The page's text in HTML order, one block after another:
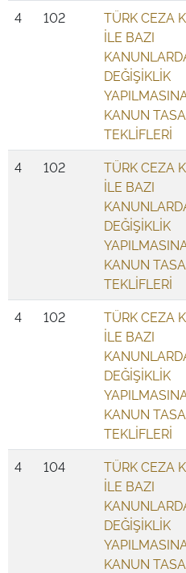
4 102
TÜRK CEZA
İLE BAZI
DEĞİŞİKLİK
KANUN
TEKLİFLERİ
4 102
TÜRK CEZA
İLE BAZI
DEĞİŞİKLİK
KANUN
TEKLİFLERİ
4 102
TÜRK CEZA
İLE BAZI
DEĞİŞİKLİK
KANUN
TEKLİFLERİ
4 104
TÜRK CEZA
İLE BAZI
DEĞİŞİKLİK
KANUN